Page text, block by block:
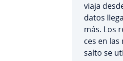
viaja
datos
más. Los
ces en
salto se